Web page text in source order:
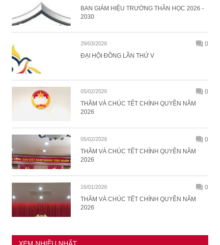
BAN GIÁM HIỆU TRƯỜNG THẦN HỌC 2026 -
2030
29/03/2026
0
ĐẠI HỘI ĐỒNG LẦN THỨ V
05/02/2026
0
THĂM VÀ CHÚC TẾT CHÍNH QUYỀN NĂM
2026
05/02/2026
0
THĂM VÀ CHÚC TẾT CHÍNH QUYỀN NĂM
2026
16/01/2026
0
THĂM VÀ CHÚC TẾT CHÍNH QUYỀN NĂM
2026